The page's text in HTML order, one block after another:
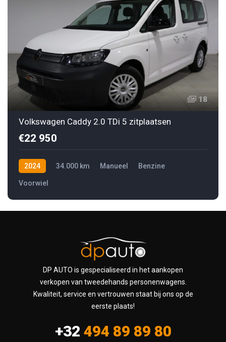
18
Volkswagen Caddy 2.0 TDi 5 zitplaatsen
€22 950
2024 34.000 km Manueel Benzine
Voorwiel
DP AUTO is gespecialiseerd in het aankopen
verkopen van tweedehands personenwagens.
Kwaliteit, service en vertrouwen staat bij ons op de
eerste plaats!
+32 494 89 89 80